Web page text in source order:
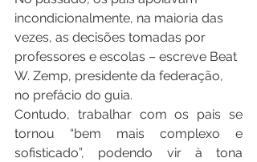
incondicionalmente, na maioria das
vezes, as decisões tomadas por
professores e escolas – escreve Beat
W. Zemp, presidente da federação,
no prefácio do guia.
Contudo, trabalhar com os pais se
tornou “bem mais complexo e
sofisticado”, podendo vir à tona